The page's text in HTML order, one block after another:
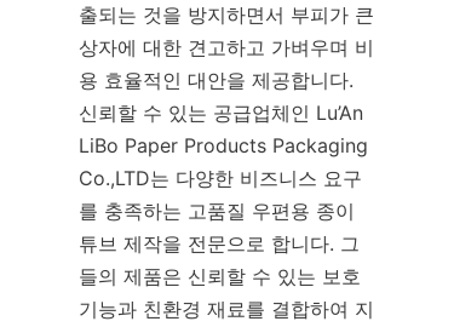
출되는 것을 방지하면서 부피가 큰
상자에 대한 견고하고 가벼우며 비
용 효율적인 대안을 제공합니다.
신뢰할 수 있는 공급업체인 Lu’An
LiBo Paper Products Packaging
Co.,LTD는 다양한 비즈니스 요구
를 충족하는 고품질 우편용 종이
튜브 제작을 전문으로 합니다. 그
들의 제품은 신뢰할 수 있는 보호
기능과 친환경 재료를 결합하여 지